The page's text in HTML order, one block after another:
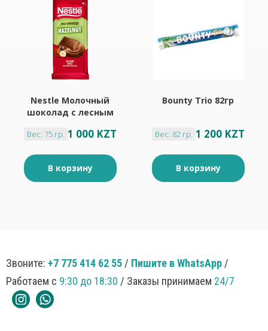
Nestle Молочный
шоколад с лесным
Вес: 75 гр. 1 000 KZT
В корзину
Bounty Trio 82гр
Вес: 82 гр. 1 200 KZT
В корзину
Звоните: +7 775 414 62 55 / Пишите в WhatsApp /
Работаем с 9:30 до 18:30 / Заказы принимаем 24/7